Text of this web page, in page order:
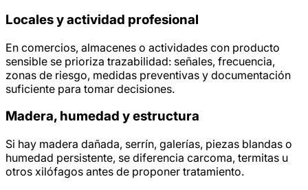
Locales y actividad profesional
En comercios, almacenes o actividades con producto
sensible se prioriza trazabilidad: señales, frecuencia,
zonas de riesgo, medidas preventivas y documentación
suficiente para tomar decisiones.
Madera, humedad y estructura
Si hay madera dañada, serrín, galerías, piezas blandas o
humedad persistente, se diferencia carcoma, termitas u
otros xilófagos antes de proponer tratamiento.